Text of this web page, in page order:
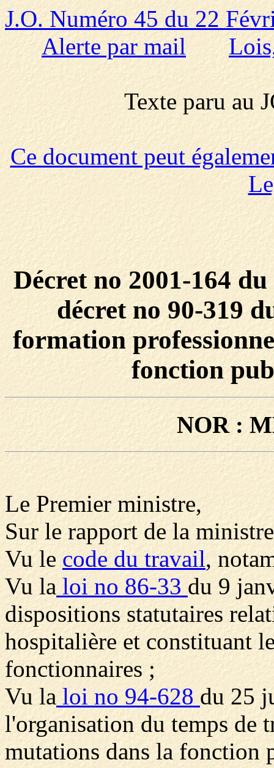
J.O. Numéro 45 du 22
Alerte par mail
Texte paru au
Ce document peut
Décret no 2001-164
décret no 90-319
formation
fonction
NOR :
Le Premier ministre,
Sur le rapport de la
Vu lecode du travail,
Vu laloi no 86-33du 9
dispositions statutaires
hospitalière et constituant
fonctionnaires ;
Vu laloi no 94-628du 25
l'organisation du temps de
mutations dans la fonction